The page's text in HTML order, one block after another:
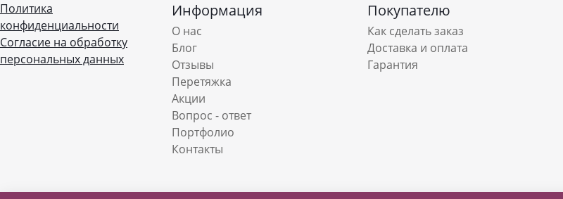
Политика
конфиденциальности
Согласие на обработку
персональных данных
Информация
О нас
Блог
Отзывы
Перетяжка
Акции
Вопрос - ответ
Портфолио
Контакты
Покупателю
Как сделать заказ
Доставка и оплата
Гарантия